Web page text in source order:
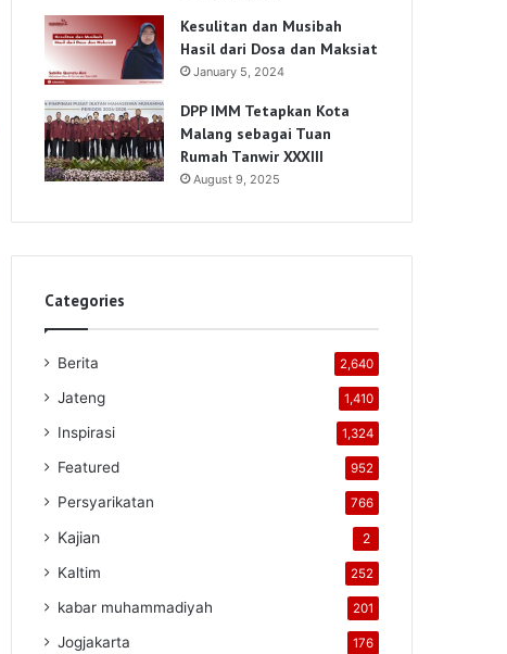
Kesulitan dan Musibah
Hasil dari Dosa dan Maksiat
January 5, 2024
DPP IMM Tetapkan Kota
Malang sebagai Tuan
Rumah Tanwir XXXIII
August 9, 2025
Categories
Berita 2,640
Jateng 1,410
Inspirasi 1,324
Featured 952
Persyarikatan 766
Kajian 2
Kaltim 252
kabar muhammadiyah 201
Jogjakarta 176